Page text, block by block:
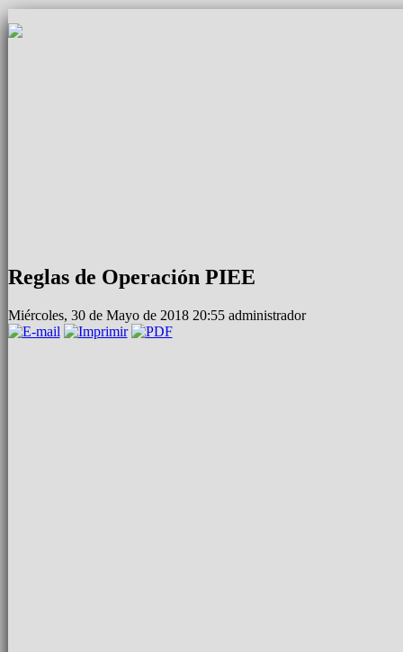
Reglas de Operación PIEE
Miércoles, 30 de Mayo de 2018 20:55 administrador